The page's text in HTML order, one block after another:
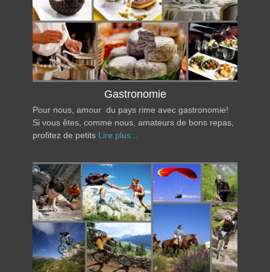
Gastronomie
Pour nous, amour du pays rime avec gastronomie!
Si vous êtes, comme nous, amateurs de bons repas,
profitez de petits Lire plus...